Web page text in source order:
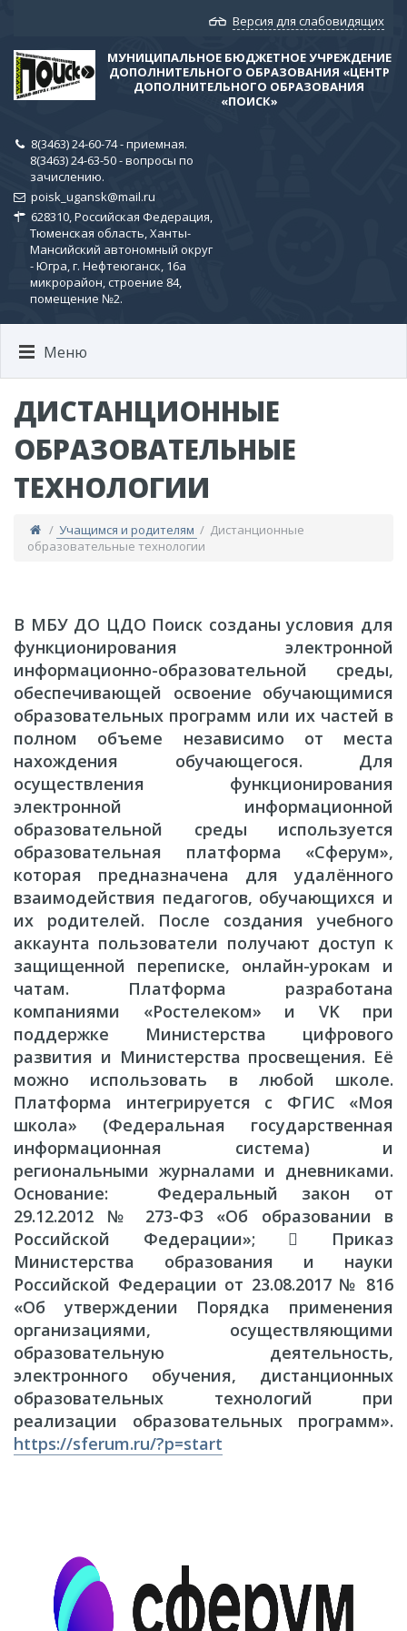
Версия для слабовидящих
МУНИЦИПАЛЬНОЕ БЮДЖЕТНОЕ УЧРЕЖДЕНИЕ
ДОПОЛНИТЕЛЬНОГО ОБРАЗОВАНИЯ «ЦЕНТР
ДОПОЛНИТЕЛЬНОГО ОБРАЗОВАНИЯ
«ПОИСК»
8(3463) 24-60-74 - приемная.
8(3463) 24-63-50 - вопросы по
зачислению.
poisk_ugansk@mail.ru
628310, Российская Федерация,
Тюменская область, Ханты-
Мансийский автономный округ
- Югра, г. Нефтеюганск, 16а
микрорайон, строение 84,
помещение №2.
Меню
ДИСТАНЦИОННЫЕ
ОБРАЗОВАТЕЛЬНЫЕ
ТЕХНОЛОГИИ
/ Учащимся и родителям / Дистанционные
образовательные технологии
​В МБУ ДО ЦДО Поиск созданы условия для
функционирования электронной
информационно-образовательной среды,
обеспечивающей освоение обучающимися
образовательных программ или их частей в
полном объеме независимо от места
нахождения обучающегося. Для
осуществления функционирования
электронной информационной
образовательной среды используется
образовательная платформа «Сферум»,
которая предназначена для удалённого
взаимодействия педагогов, обучающихся и
их родителей. После создания учебного
аккаунта пользователи получают доступ к
защищенной переписке, онлайн-урокам и
чатам. Платформа разработана
компаниями «Ростелеком» и VK при
поддержке Министерства цифрового
развития и Министерства просвещения. Её
можно использовать в любой школе.
Платформа интегрируется с ФГИС «Моя
школа» (Федеральная государственная
информационная система) и
региональными журналами и дневниками.
Основание: Федеральный закон от
29.12.2012 № 273-ФЗ «Об образовании в
Российской Федерации»;  Приказ
Министерства образования и науки
Российской Федерации от 23.08.2017 № 816
«Об утверждении Порядка применения
организациями, осуществляющими
образовательную деятельность,
электронного обучения, дистанционных
образовательных технологий при
реализации образовательных программ».
https://sferum.ru/?p=start